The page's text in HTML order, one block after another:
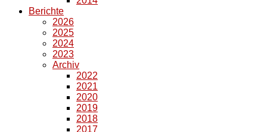
Berichte
2026
2025
2024
2023
Archiv
2022
2021
2020
2019
2018
2017